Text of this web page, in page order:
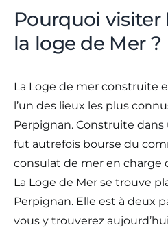
Pourquoi
la loge de Mer ?
La Loge de mer construite
l’un des lieux les plus
Perpignan. Construite
fut autrefois bourse du
consulat de mer en charge
La Loge de Mer se trouve
Perpignan. Elle est à deux
vous y trouverez